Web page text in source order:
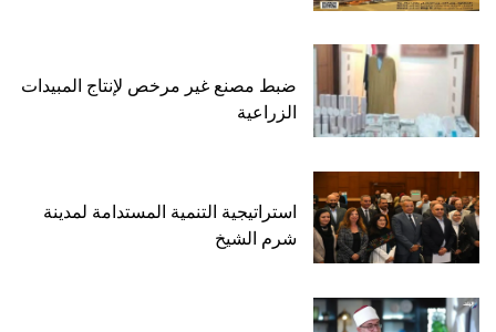
ضبط مصنع غير مرخص لإنتاج المبيدات
الزراعية
استراتيجية التنمية المستدامة لمدينة
شرم الشيخ